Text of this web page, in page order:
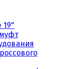
19"